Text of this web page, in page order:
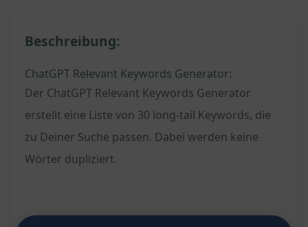
Beschreibung:
ChatGPT Relevant Keywords Generator:
Der ChatGPT Relevant Keywords Generator
erstellt eine Liste von 30 long-tail Keywords, die
zu Deiner Suche passen. Dabei werden keine
Wörter dupliziert.